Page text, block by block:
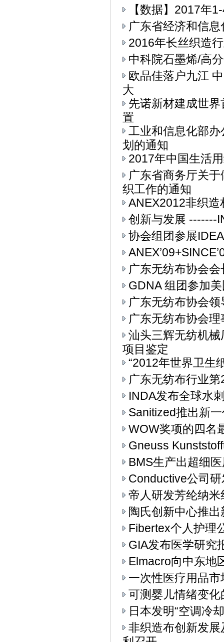
【数据】2017年
广东省经济和信
2016年长丝织造
中科院石墨烯/高
欧品佳落户九江
大
先诺新材建成世
置
工业和信息化部办
划的通知
2017年中国生活
广东省商务厅关
织工作的通知
ANEX2012非织
创新与发展 -------
协会组团参展
广东无纺布协会
GDNA 组团参加
广东无纺布协会
广东无纺布协会
汕头三辉无纺机
项目鉴定
“2012年世界卫生
广东无纺布行业
INDA发布全球水
Sanitized推出新
WOW奖项的四名
Gneuss
BMS生产出超细
Conductive公司
帝人研发芳纶纳
陶氏创新中心推出
Fibertex个人护理
GIA发布医学研究
Elmacro向中东地
一次性医疗用品
可测婴儿情绪变
日本发明“空调冷
非织造布创新发